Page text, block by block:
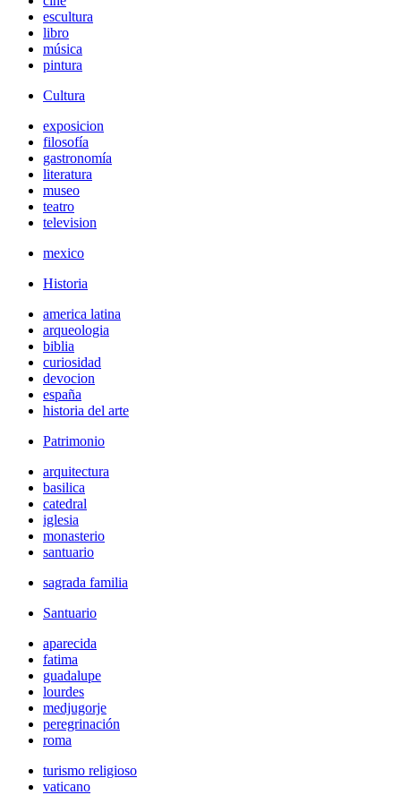
escultura
libro
música
pintura
Cultura
exposicion
filosofía
gastronomía
literatura
museo
teatro
television
mexico
Historia
america latina
arqueologia
biblia
curiosidad
devocion
españa
historia del arte
Patrimonio
arquitectura
basilica
catedral
iglesia
monasterio
santuario
sagrada familia
Santuario
aparecida
fatima
guadalupe
lourdes
medjugorje
peregrinación
roma
turismo religioso
vaticano